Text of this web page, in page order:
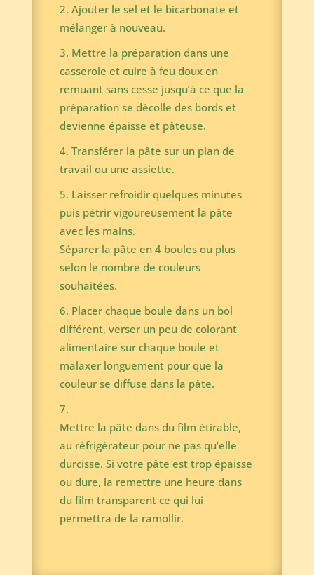
Ajouter le sel et le bicarbonate et
mélanger à nouveau.
Mettre la préparation dans une
casserole et cuire à feu doux en
remuant sans cesse jusqu’à ce que la
préparation se décolle des bords et
devienne épaisse et pâteuse.
Transférer la pâte sur un plan de
travail ou une assiette.
Laisser refroidir quelques minutes
puis pétrir vigoureusement la pâte
avec les mains.
Séparer la pâte en 4 boules ou plus
selon le nombre de couleurs
souhaitées.
Placer chaque boule dans un bol
différent, verser un peu de colorant
alimentaire sur chaque boule et
malaxer longuement pour que la
couleur se diffuse dans la pâte.
Mettre la pâte dans du film étirable,
au réfrigérateur pour ne pas qu’elle
durcisse. Si votre pâte est trop épaisse
ou dure, la remettre une heure dans
du film transparent ce qui lui
permettra de la ramollir.